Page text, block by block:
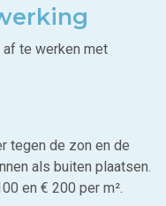
af te werken met
tegen de zon en de
als buiten plaatsen.
en € 200 per m².